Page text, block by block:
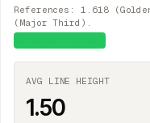
References: 1.618
(Major Third).
AVG LINE HEIGHT
1.50